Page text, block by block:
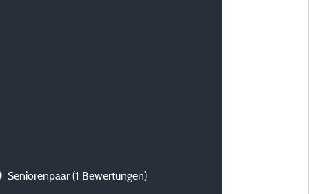
Seniorenpaar (1 Bewertungen)